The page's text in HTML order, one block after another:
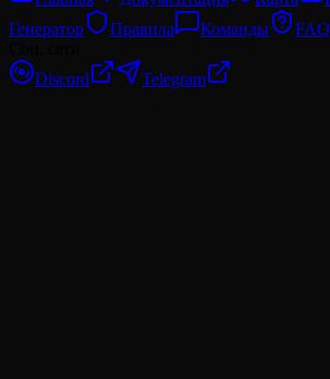
Генератор
Правила Команды
FAQ
Discord
Telegram